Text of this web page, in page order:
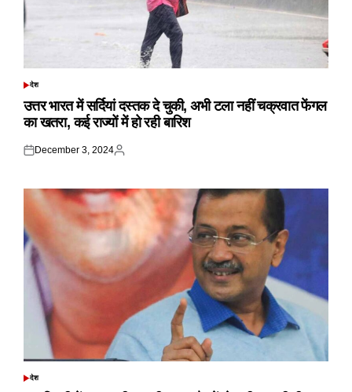
POSTED
देश
उत्तर भारत में सर्दियां दस्तक दे चुकी, अभी टला नहीं चक्रवात फेंगल
का खतरा, कई राज्यों में हो रही बारिश
Posted
December 3, 2024
Posted
POSTED
देश